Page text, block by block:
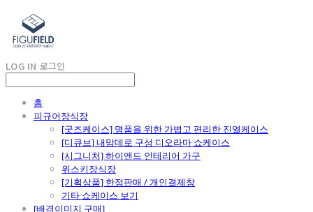
LOG IN 로그인
홈
피규어장식장
[굿즈케이스] 명품을 위한 가볍고 편리한 진열케이스
[디큐브] 내맘데로 구성 디오라마 쇼케이스
[시그니처] 하이앤드 인테리어 가구
위스키장식장
[기획상품] 한정판매 / 개인결제창
기타 쇼케이스 보기
[배경이미지 구매]